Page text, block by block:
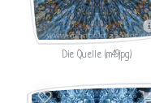
Die Quelle (m49.jpg)